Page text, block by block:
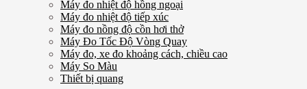
Máy đo nhiệt độ hồng ngoại
Máy đo nhiệt độ tiếp xúc
Máy đo nồng độ cồn hơi thở
Máy Đo Tốc Độ Vòng Quay
Máy đo, xe đo khoảng cách, chiều cao
Máy So Màu
Thiết bị quang